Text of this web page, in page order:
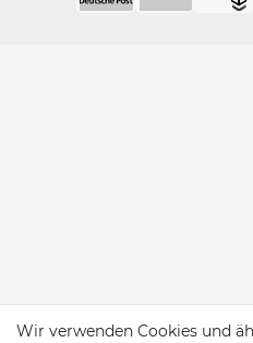
Wir verwenden Cookies und